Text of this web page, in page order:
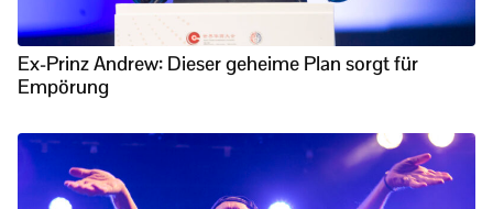
Ex-Prinz Andrew: Dieser geheime Plan sorgt für
Empörung